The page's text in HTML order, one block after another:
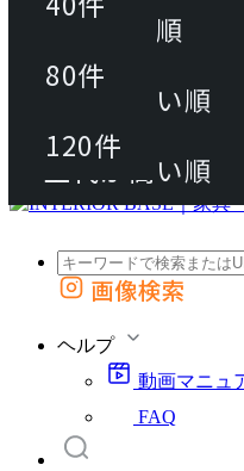
動画マニュアル
FAQ
カート
外部サイトの商品をカートに
画像検索
ヘルプ
動画マニュ
FAQ
80件
120件
おすすめ順
上代が安い順
上代が高い順
80件
120件